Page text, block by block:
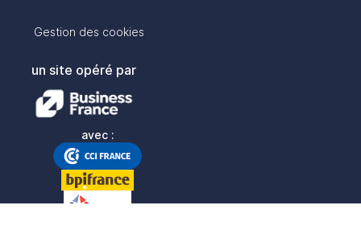
Gestion des cookies
un site opéré par
avec :